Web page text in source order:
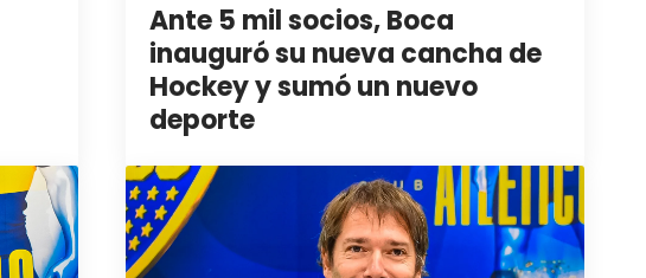
Ante 5 mil socios, Boca
inauguró su nueva cancha de
Hockey y sumó un nuevo
deporte